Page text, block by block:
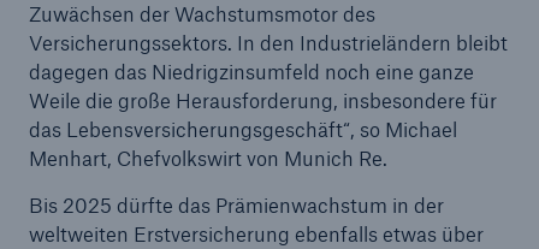
Zuwächsen der Wachstumsmotor des
Versicherungssektors. In den Industrieländern bleibt
dagegen das Niedrigzinsumfeld noch eine ganze
Weile die große Herausforderung, insbesondere für
das Lebensversicherungsgeschäft“, so Michael
Menhart, Chefvolkswirt von Munich Re.
Bis 2025 dürfte das Prämienwachstum in der
weltweiten Erstversicherung ebenfalls etwas über
71.8%